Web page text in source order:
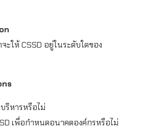
ะให้ CSSD อยู่ในระดับใดของ
ริหารหรือไม่
เพื่อกำหนดอนาคตองค์กรหรือไม่